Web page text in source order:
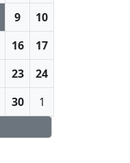
9
10
16
17
23
24
30 1